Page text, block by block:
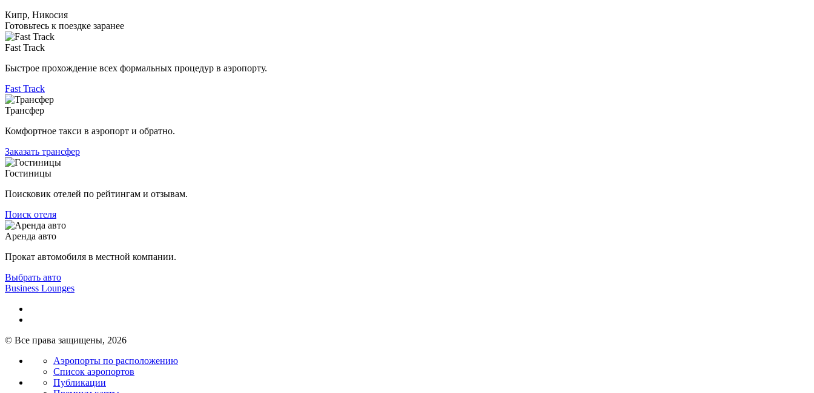
Кипр, Никосия
Готовьтесь к поездке заранее
Fast Track
Быстрое прохождение всех формальных процедур в аэропорту.
Fast Track
Трансфер
Комфортное такси в аэропорт и обратно.
Заказать трансфер
Гостиницы
Поисковик отелей по рейтингам и отзывам.
Поиск отеля
Аренда авто
Прокат автомобиля в местной компании.
Выбрать авто
Business Lounges
© Все права защищены, 2026
Аэропорты по расположению
Список аэропортов
Публикации